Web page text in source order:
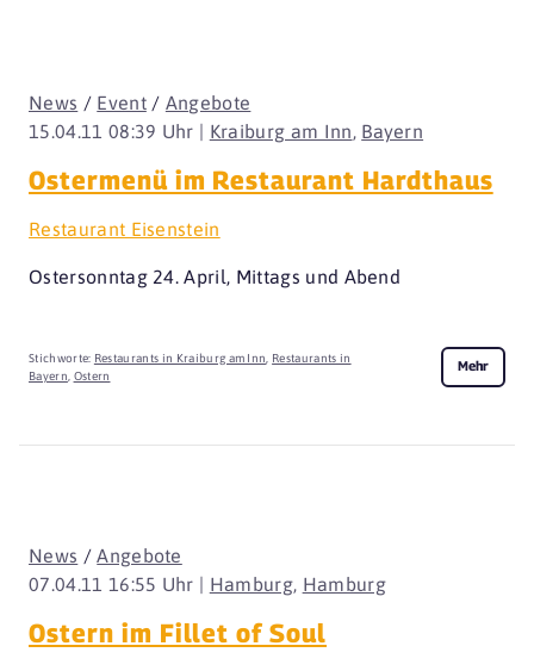
15.04.11 08:39 Uhr | Kraiburg am Inn Bayern
News / Event/ Angebote
Ostermenü im Restaurant Hardthaus
Restaurant Eisenstein
Ostersonntag 24. April, Mittags und Abend
Stichworte: Restaurants in Kraiburg am Inn, Restaurants in
Bayern, Ostern
Mehr
07.04.11 16:55 Uhr | Hamburg, Hamburg
News /Angebote
Ostern im Fillet of Soul